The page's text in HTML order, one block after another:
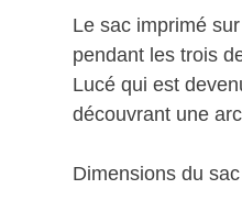
Le sac imprimé
pendant les trois
Lucé qui est
découvrant une
Dimensions du